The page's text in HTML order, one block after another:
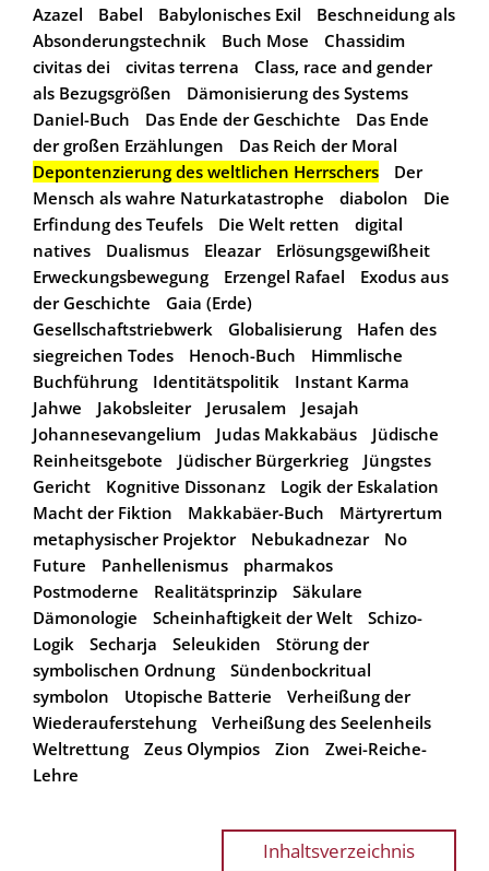
Azazel
Babel Babylonisches Exil
Beschneidung als
Absonderungstechnik
Buch Mose
Chassidim
civitas dei
civitas terrena
Class, race and gender
als Bezugsgrößen
Dämonisierung des Systems
Daniel-Buch
Das Ende der Geschichte
Das Ende
der großen Erzählungen
Das Reich der Moral
Depontenzierung des weltlichen Herrschers
Der
Mensch als wahre Naturkatastrophe
diabolon
Die
Erfindung des Teufels
Die Welt retten
digital
natives
Dualismus Eleazar
Erlösungsgewißheit
Erweckungsbewegung
Erzengel Rafael
Exodus aus
der Geschichte
Gaia (Erde)
Gesellschaftstriebwerk
Globalisierung
Hafen des
siegreichen Todes
Henoch-Buch
Himmlische
Buchführung
Identitätspolitik
Instant Karma
Jahwe
Jakobsleiter Jerusalem
Jesajah
Johannesevangelium
Judas Makkabäus
Jüdische
Reinheitsgebote
Jüdischer Bürgerkrieg
Jüngstes
Gericht
Kognitive Dissonanz
Logik der Eskalation
Macht der Fiktion
Makkabäer-Buch
Märtyrertum
metaphysischer Projektor
Nebukadnezar
No
Future
Panhellenismus
pharmakos
Postmoderne
Realitätsprinzip
Säkulare
Dämonologie
Scheinhaftigkeit der Welt
Schizo-
Logik
Secharja Seleukiden
Störung der
symbolischen Ordnung
Sündenbockritual
symbolon
Utopische Batterie
Verheißung der
Wiederauferstehung
Verheißung des Seelenheils
Weltrettung
Zeus Olympios Zion
Zwei-Reiche-
Lehre
Inhaltsverzeichnis